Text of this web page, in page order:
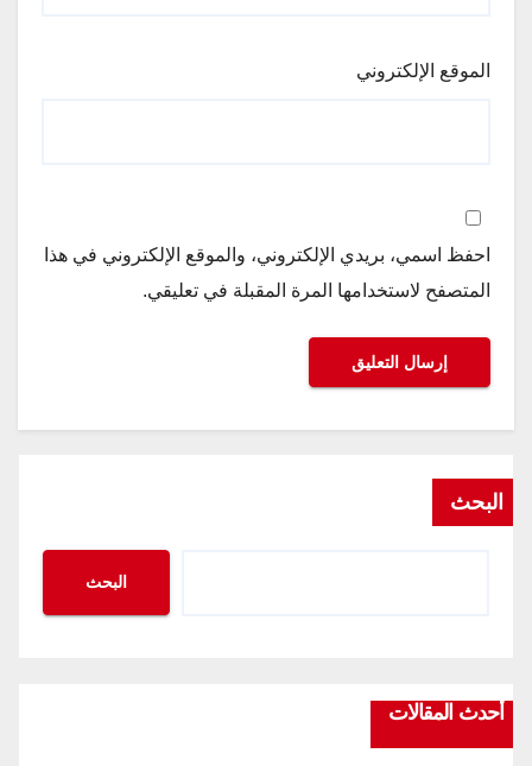
الموقع الإلكتروني
احفظ اسمي، بريدي الإلكتروني، والموقع الإلكتروني في هذا
المتصفح لاستخدامها المرة المقبلة في تعليقي.
البحث
البحث
أحدث المقالات